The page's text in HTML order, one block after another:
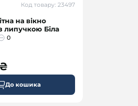
Код товару: 23497
на вікно
липучкою Біла
0
До кошика